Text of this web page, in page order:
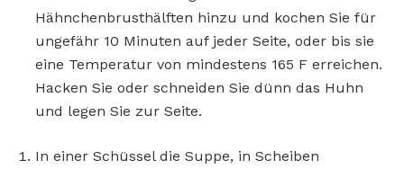
Hähnchenbrusthälften hinzu und kochen Sie für
ungefähr 10 Minuten auf jeder Seite, oder bis sie
eine Temperatur von mindestens 165 F erreichen.
Hacken Sie oder schneiden Sie dünn das Huhn
und legen Sie zur Seite.
In einer Schüssel die Suppe, in Scheiben